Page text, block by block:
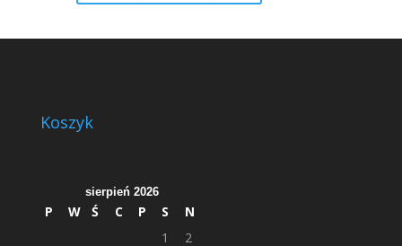
Koszyk
sierpień 2026
P W Ś C P S
N
1
2